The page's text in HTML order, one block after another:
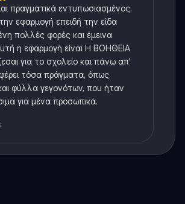
πραγματικά εντυπωσιασμένος.
εφαρμογή επειδή την είδα
πολλές φορές και έμεινα
η εφαρμογή είναι Η ΒΟΗΘΕΙΑ
για το σχολείο και πάνω απ'
τόσα πράγματα, όπως
φύλλα γεγονότων, που ήταν
για μένα προσωπικά.